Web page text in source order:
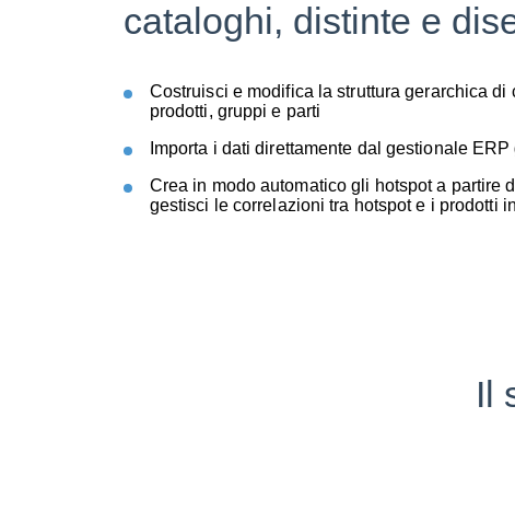
cataloghi, distinte e
Costruisci e modifica la struttura gerarchica di
prodotti, gruppi e parti
Importa i dati direttamente dal gestionale
Crea in modo automatico gli hotspot a partire
gestisci le correlazioni tra hotspot e i prodotti
Il